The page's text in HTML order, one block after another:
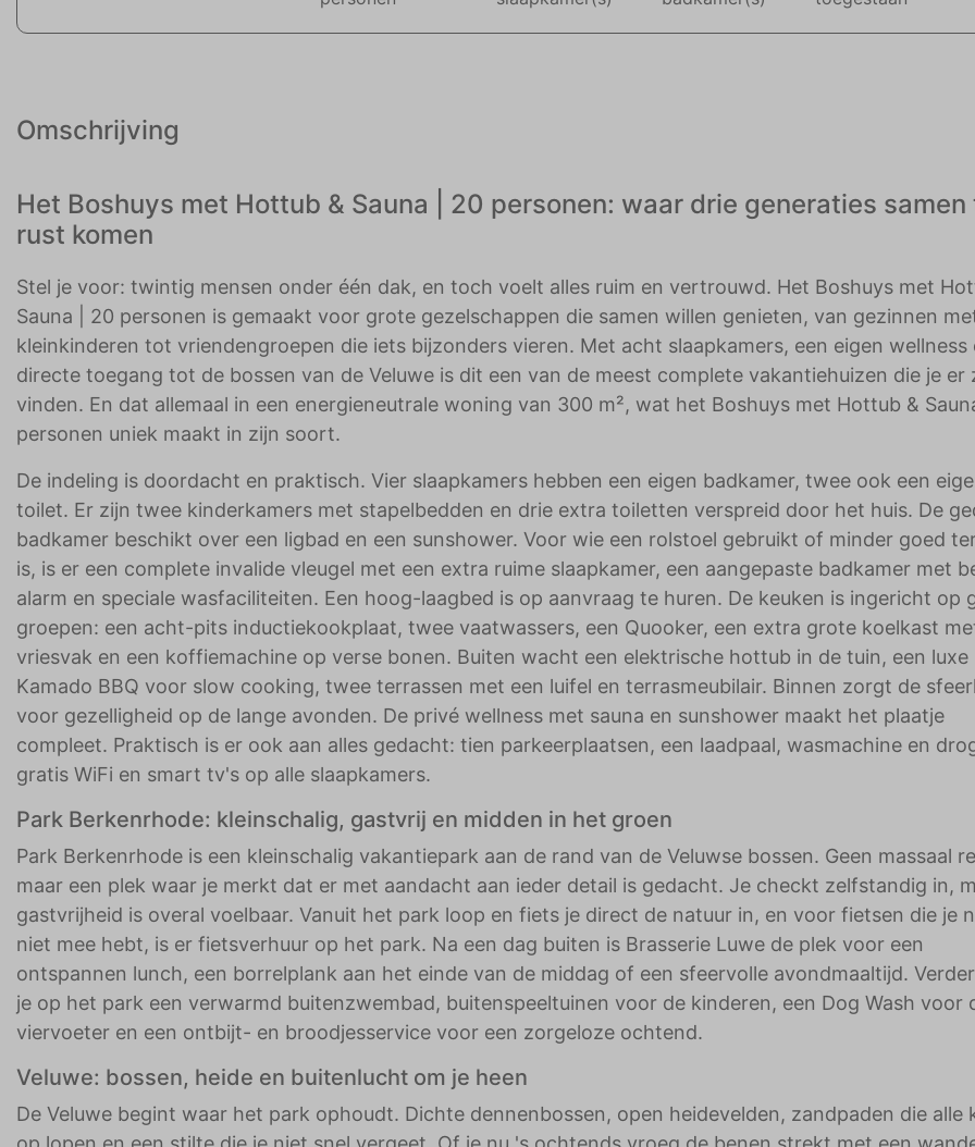
Omschrijving
Het Boshuys met Hottub & Sauna | 20 personen: waar drie generaties samen
rust komen
Stel je voor: twintig mensen onder één dak, en toch voelt alles ruim en vertrouwd. Het Boshuys met
Sauna | 20 personen is gemaakt voor grote gezelschappen die samen willen genieten, van gezinnen
kleinkinderen tot vriendengroepen die iets bijzonders vieren. Met acht slaapkamers, een eigen wellness
directe toegang tot de bossen van de Veluwe is dit een van de meest complete vakantiehuizen die je er
vinden. En dat allemaal in een energieneutrale woning van 300 m², wat het Boshuys met Hottub &
personen uniek maakt in zijn soort.
De indeling is doordacht en praktisch. Vier slaapkamers hebben een eigen badkamer, twee ook een
toilet. Er zijn twee kinderkamers met stapelbedden en drie extra toiletten verspreid door het huis. De
badkamer beschikt over een ligbad en een sunshower. Voor wie een rolstoel gebruikt of minder goed
is, is er een complete invalide vleugel met een extra ruime slaapkamer, een aangepaste badkamer met
alarm en speciale wasfaciliteiten. Een hoog-laagbed is op aanvraag te huren. De keuken is ingericht op
groepen: een acht-pits inductiekookplaat, twee vaatwassers, een Quooker, een extra grote koelkast
vriesvak en een koffiemachine op verse bonen. Buiten wacht een elektrische hottub in de tuin, een luxe
Kamado BBQ voor slow cooking, twee terrassen met een luifel en terrasmeubilair. Binnen zorgt de
voor gezelligheid op de lange avonden. De privé wellness met sauna en sunshower maakt het plaatje
compleet. Praktisch is er ook aan alles gedacht: tien parkeerplaatsen, een laadpaal, wasmachine en
gratis WiFi en smart tv's op alle slaapkamers.
Park Berkenrhode: kleinschalig, gastvrij en midden in het groen
Park Berkenrhode is een kleinschalig vakantiepark aan de rand van de Veluwse bossen. Geen massaal
maar een plek waar je merkt dat er met aandacht aan ieder detail is gedacht. Je checkt zelfstandig in,
gastvrijheid is overal voelbaar. Vanuit het park loop en fiets je direct de natuur in, en voor fietsen die je
niet mee hebt, is er fietsverhuur op het park. Na een dag buiten is Brasserie Luwe de plek voor een
ontspannen lunch, een borrelplank aan het einde van de middag of een sfeervolle avondmaaltijd.
je op het park een verwarmd buitenzwembad, buitenspeeltuinen voor de kinderen, een Dog Wash voor
viervoeter en een ontbijt- en broodjesservice voor een zorgeloze ochtend.
Veluwe: bossen, heide en buitenlucht om je heen
De Veluwe begint waar het park ophoudt. Dichte dennenbossen, open heidevelden, zandpaden die alle